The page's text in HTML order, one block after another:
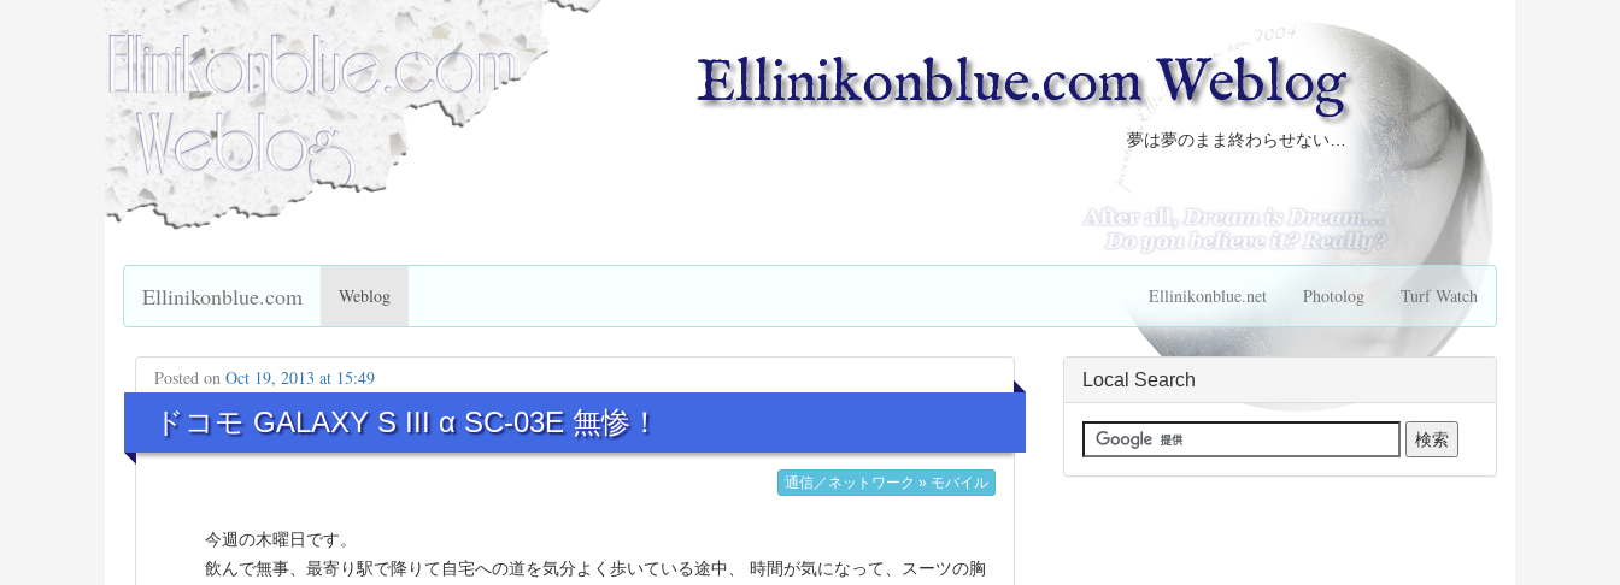
Ellinikonblue.com Weblog
夢は夢のまま終わらせない…
Ellinikonblue.com Weblog Ellinikonblue.net Photolog Turf Watch
Posted on Oct 19, 2013 at 15:49
ドコモ GALAXY S III α SC-03E 無惨！
通信／ネットワーク » モバイル
今週の木曜日です。
飲んで無事、最寄り駅で降りて自宅への道を気分よく歩いている途中、 時間が気になって、スーツの胸
Local Search